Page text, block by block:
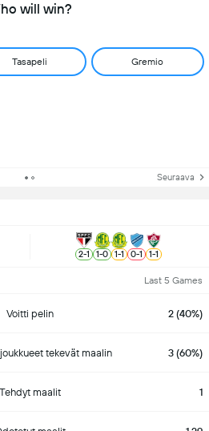
will win?
Tasapeli Gremio
Seuraava
2-1 1-0 1-1 0-1 1-1
Last 5 Games
Voitti pelin 2 (40%)
tekevät maalin 3 (60%)
Tehdyt maalit 1